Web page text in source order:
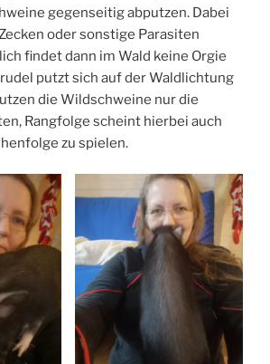
gegenseitig abputzen. Dabei
oder sonstige Parasiten
findet dann im Wald keine Orgie
putzt sich auf der Waldlichtung
die Wildschweine nur die
Rangfolge scheint hierbei auch
zu spielen.